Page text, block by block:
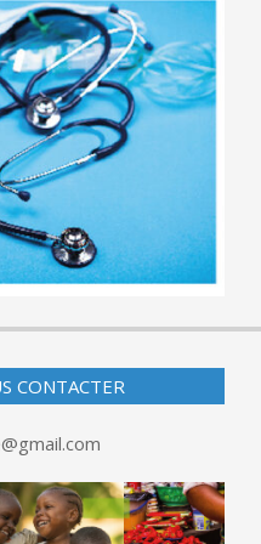
CONTACTER